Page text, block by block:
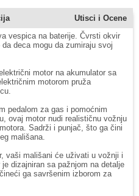
Utisci i Ocene
vespica na baterije. Čvrsti okvir
deca mogu da zumiraju svoj
motor na akumulator sa
motorom pruža
pedalom za gas i pomoćnim
ovaj motor nudi realističnu vožnju
Sadrži i punjač, što ga čini
mališana.
vaši mališani će uživati u vožnji i
dizajniran sa pažnjom na detalje
ga savršenim izborom za